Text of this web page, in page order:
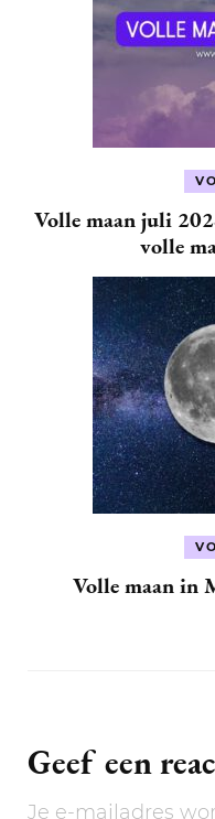
Volle maan juli
volle
Volle maan in
Geef een
Je e-mailadres